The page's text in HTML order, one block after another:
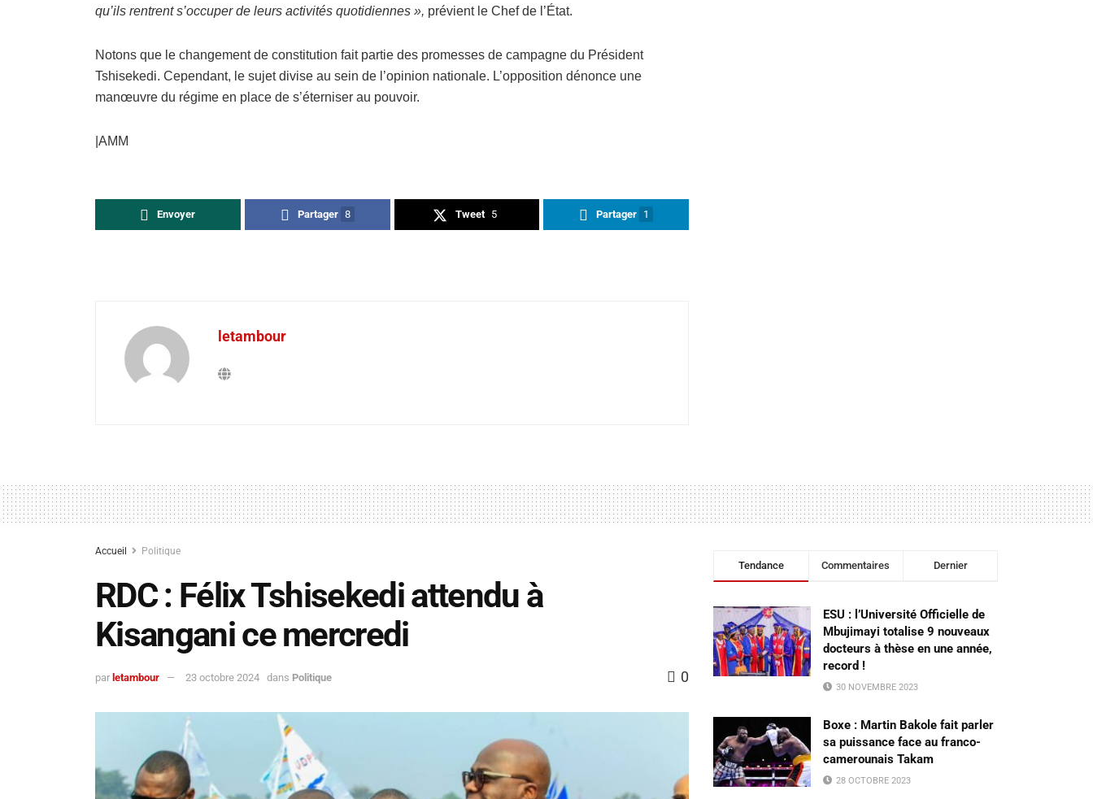
qu’ils rentrent s’occuper de leurs activités quotidiennes », prévient le Chef de l’État.
Notons que le changement de constitution fait partie des promesses de campagne du Président
Tshisekedi. Cependant, le sujet divise au sein de l’opinion nationale. L’opposition dénonce une
manœuvre du régime en place de s’éterniser au pouvoir.
|AMM
Envoyer Partager 8 Tweet 5 Partager 1
letambour
Accueil Politique
RDC : Félix Tshisekedi attendu à
Kisangani ce mercredi
par letambour 23 octobre 2024 dans Politique 0
Tendance Commentaires Dernier
ESU : l’Université Officielle de
Mbujimayi totalise 9 nouveaux
docteurs à thèse en une année,
record !
30 NOVEMBRE 2023
Boxe : Martin Bakole fait parler
sa puissance face au franco-
camerounais Takam
28 OCTOBRE 2023